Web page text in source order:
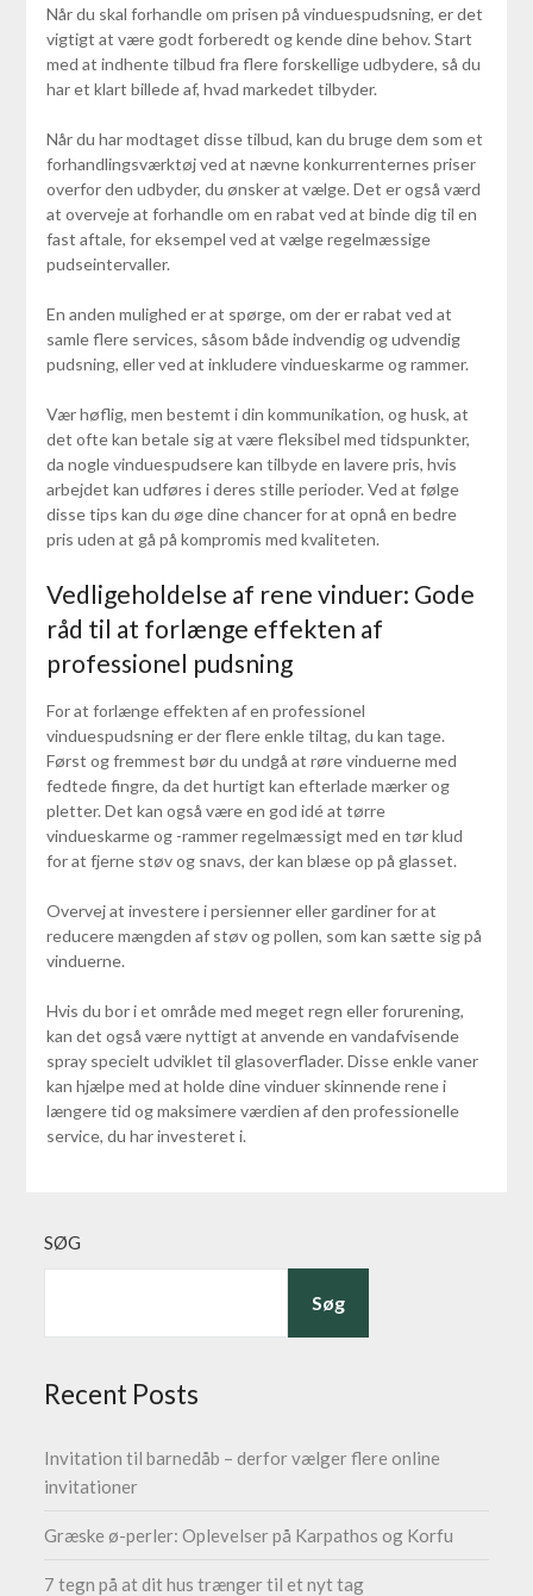
Når du skal forhandle om prisen på vinduespudsning, er det
vigtigt at være godt forberedt og kende dine behov. Start
med at indhente tilbud fra flere forskellige udbydere, så du
har et klart billede af, hvad markedet tilbyder.
Når du har modtaget disse tilbud, kan du bruge dem som et
forhandlingsværktøj ved at nævne konkurrenternes priser
overfor den udbyder, du ønsker at vælge. Det er også værd
at overveje at forhandle om en rabat ved at binde dig til en
fast aftale, for eksempel ved at vælge regelmæssige
pudseintervaller.
En anden mulighed er at spørge, om der er rabat ved at
samle flere services, såsom både indvendig og udvendig
pudsning, eller ved at inkludere vindueskarme og rammer.
Vær høflig, men bestemt i din kommunikation, og husk, at
det ofte kan betale sig at være fleksibel med tidspunkter,
da nogle vinduespudsere kan tilbyde en lavere pris, hvis
arbejdet kan udføres i deres stille perioder. Ved at følge
disse tips kan du øge dine chancer for at opnå en bedre
pris uden at gå på kompromis med kvaliteten.
Vedligeholdelse af rene vinduer: Gode
råd til at forlænge effekten af
professionel pudsning
For at forlænge effekten af en professionel
vinduespudsning er der flere enkle tiltag, du kan tage.
Først og fremmest bør du undgå at røre vinduerne med
fedtede fingre, da det hurtigt kan efterlade mærker og
pletter. Det kan også være en god idé at tørre
vindueskarme og -rammer regelmæssigt med en tør klud
for at fjerne støv og snavs, der kan blæse op på glasset.
Overvej at investere i persienner eller gardiner for at
reducere mængden af støv og pollen, som kan sætte sig på
vinduerne.
Hvis du bor i et område med meget regn eller forurening,
kan det også være nyttigt at anvende en vandafvisende
spray specielt udviklet til glasoverflader. Disse enkle vaner
kan hjælpe med at holde dine vinduer skinnende rene i
længere tid og maksimere værdien af den professionelle
service, du har investeret i.
SØG
Søg
Recent Posts
Invitation til barnedåb – derfor vælger flere online
invitationer
Græske ø-perler: Oplevelser på Karpathos og Korfu
7 tegn på at dit hus trænger til et nyt tag